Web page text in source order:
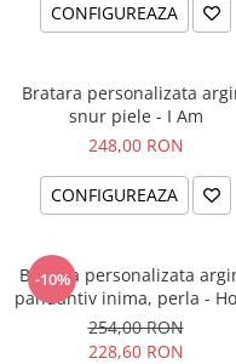
CONFIGUREAZA
Bratara personalizata
snur piele - I Am
248,00 RON
CONFIGUREAZA
-10%
Bratara personalizata
pandantiv inima, perla -
& Faith
254,00 RON
228,60 RON